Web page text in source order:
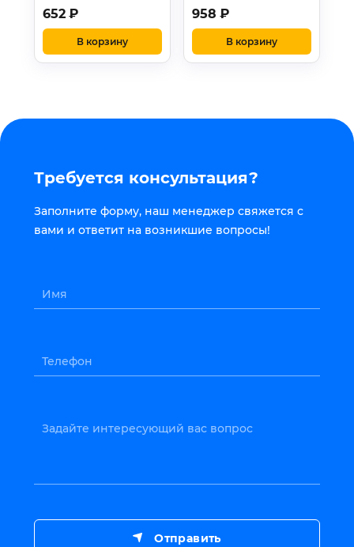
652 ₽
В корзину
958 ₽
В корзину
Требуется консультация?
Заполните форму, наш менеджер свяжется с
вами и ответит на возникшие вопросы!
Имя
Телефон
Задайте интересующий вас вопрос
Отправить